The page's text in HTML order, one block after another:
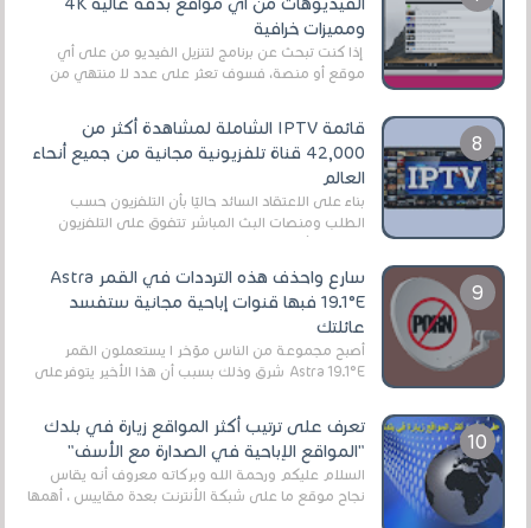
ومميزات خرافية
إذا كنت تبحث عن برنامج لتنزيل الفيديو من على أي
موقع أو منصة، فسوف تعثر على عدد لا منتهي من
قائمة IPTV الشاملة لمشاهدة أكثر من
42,000 قناة تلفزيونية مجانية من جميع أنحاء
العالم
بناءً على الاعتقاد السائد حاليًا بأن التلفزيون حسب
الطلب ومنصات البث المباشر تتفوق على التلفزيون
الرقمي الأرضي التقليدي، يُعدّ IPTV-org خيار...
سارع واحذف هذه الترددات في القمر Astra
19.1°E فبها قنوات إباحية مجانية ستفسد
عائلتك
أصبح مجموعة من الناس مؤخر ا يستعملون القمر
Astra 19.1°E شرق وذلك بسبب أن هذا الأخير يتوفرعلى
تعرف على ترتيب أكثر المواقع زيارة في بلدك
"المواقع الإباحية في الصدارة مع الأسف"
السلام عليكم ورحمة الله وبركاته معروف أنه يقاس
نجاح موقع ما على شبكة الأنترنت بعدة مقاييس ، أهمها